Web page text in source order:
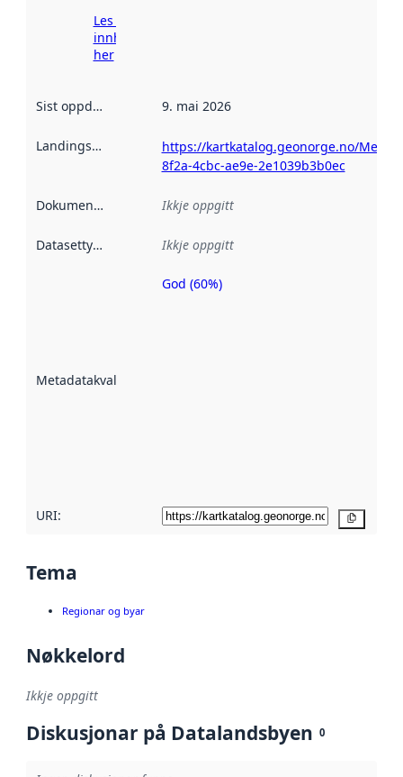
Les meir om
innhenting
her
Sist oppdatert 9. mai 2026
Landingsside
https://kartkatalog.geonorge.no/
8f2a-4cbc-ae9e-2e1039b3b0ec
Dokumentasjon Ikkje oppgitt
Datasettype Ikkje oppgitt
Metadatakvalitet
Metadatakvalitet
God (60%)
URI:
Tema
Regionar og byar
Nøkkelord
Ikkje oppgitt
Diskusjonar på Datalandsbyen 0